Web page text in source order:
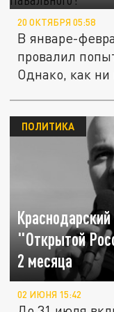
20 ОКТЯБРЯ 05:58
В январе-
провалил
Однако, как ни
"Открытой
2 месяца
ПОЛИТИКА
02 ИЮНЯ 15:42